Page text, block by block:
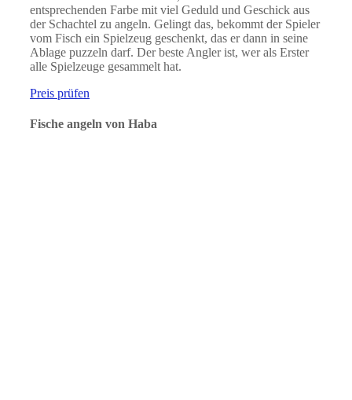
entsprechenden Farbe mit viel Geduld und Geschick aus
der Schachtel zu angeln. Gelingt das, bekommt der Spieler
vom Fisch ein Spielzeug geschenkt, das er dann in seine
Ablage puzzeln darf. Der beste Angler ist, wer als Erster
alle Spielzeuge gesammelt hat.
Preis prüfen
Fische angeln von Haba